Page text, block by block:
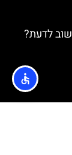
לדעת?